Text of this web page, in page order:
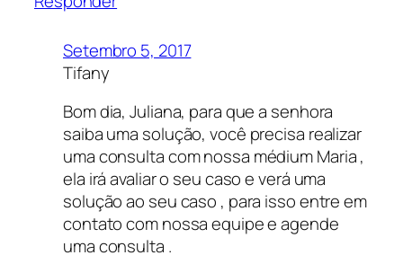
Setembro 5, 2017
Tifany
Bom dia, Juliana, para que a senhora
saiba uma solução, você precisa realizar
uma consulta com nossa médium Maria ,
ela irá avaliar o seu caso e verá uma
solução ao seu caso , para isso entre em
contato com nossa equipe e agende
uma consulta .